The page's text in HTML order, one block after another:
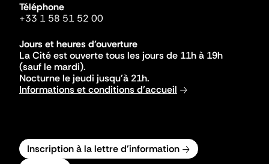
Téléphone
+33 1 58 51 52 00
Jours et heures d'ouverture
La Cité est ouverte tous les jours de 11h à 19h
(sauf le mardi).
Nocturne le jeudi jusqu'à 21h.
Informations et conditions d'accueil
Inscription à la lettre d'information